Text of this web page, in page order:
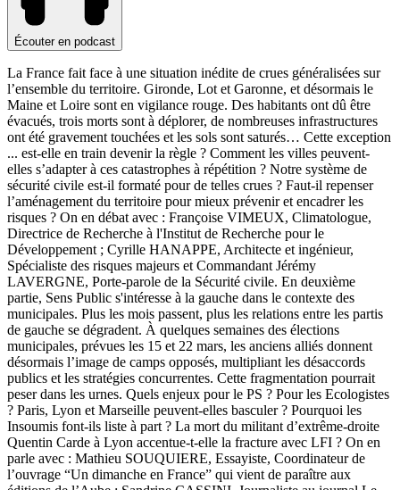
Écouter en podcast
La France fait face à une situation inédite de crues généralisées sur
l’ensemble du territoire. Gironde, Lot et Garonne, et désormais le
Maine et Loire sont en vigilance rouge. Des habitants ont dû être
évacués, trois morts sont à déplorer, de nombreuses infrastructures
ont été gravement touchées et les sols sont saturés… Cette exception
... est-elle en train devenir la règle ? Comment les villes peuvent-
elles s’adapter à ces catastrophes à répétition ? Notre système de
sécurité civile est-il formaté pour de telles crues ? Faut-il repenser
l’aménagement du territoire pour mieux prévenir et encadrer les
risques ? On en débat avec : Françoise VIMEUX, Climatologue,
Directrice de Recherche à l'Institut de Recherche pour le
Développement ; Cyrille HANAPPE, Architecte et ingénieur,
Spécialiste des risques majeurs et Commandant Jérémy
LAVERGNE, Porte-parole de la Sécurité civile. En deuxième
partie, Sens Public s'intéresse à la gauche dans le contexte des
municipales. Plus les mois passent, plus les relations entre les partis
de gauche se dégradent. À quelques semaines des élections
municipales, prévues les 15 et 22 mars, les anciens alliés donnent
désormais l’image de camps opposés, multipliant les désaccords
publics et les stratégies concurrentes. Cette fragmentation pourrait
peser dans les urnes. Quels enjeux pour le PS ? Pour les Ecologistes
? Paris, Lyon et Marseille peuvent-elles basculer ? Pourquoi les
Insoumis font-ils liste à part ? La mort du militant d’extrême-droite
Quentin Carde à Lyon accentue-t-elle la fracture avec LFI ? On en
parle avec : Mathieu SOUQUIERE, Essayiste, Coordinateur de
l’ouvrage “Un dimanche en France” qui vient de paraître aux